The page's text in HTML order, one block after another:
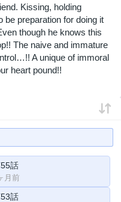
Kissing, holding
preparation for doing it
though he knows this
The naive and immature
A unique of immoral
heart pound!!
話
月前
話